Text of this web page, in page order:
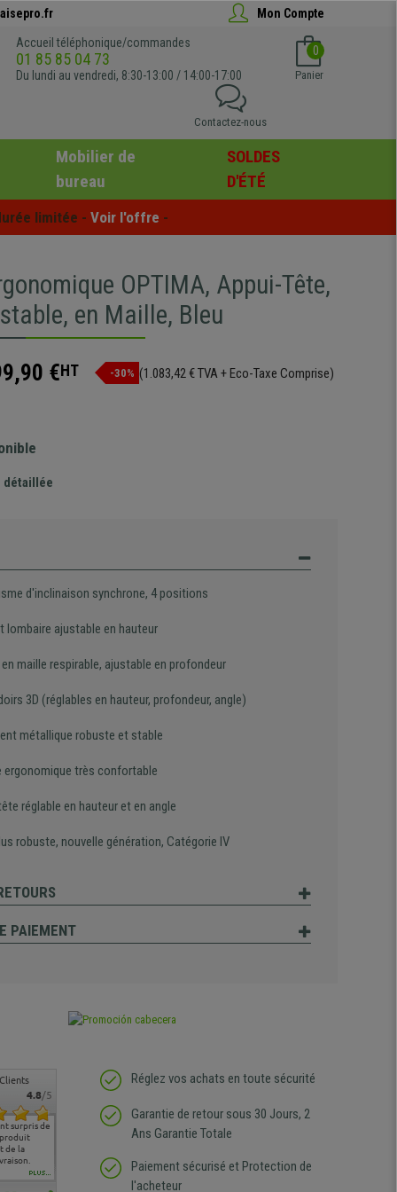
Mon Compte
Accueil téléphonique/commandes
01 85 85 04 73
Du lundi au vendredi, 8:30-13:00 / 14:00-17:00
0
Panier
Contactez-nous
Mobilier de
bureau
SOLDES
D'ÉTÉ
limitée - Voir l'offre -
OPTIMA, Appui-Tête,
en Maille, Bleu
€HT -30% (1.083,42 € TVA + Eco-Taxe Comprise)
détaillée
d'inclinaison synchrone, 4 positions
lombaire ajustable en hauteur
maille respirable, ajustable en profondeur
3D (réglables en hauteur, profondeur, angle)
métallique robuste et stable
ergonomique très confortable
réglable en hauteur et en angle
robuste, nouvelle génération, Catégorie IV
PAIEMENT
4.8/5
surpris de
de la
Siege confortable qui
J'ai pu comparer avec des
sièges que l'on trouve
dans les grandes surfaces
bien qu'ayant eu un
abîmé) tout a été mis en
oeuvre pour remplacer
ce produit et ce dans les
PLUS...
Réglez vos achats en toute sécurité
Garantie de retour sous 30 Jours, 2
Ans Garantie Totale
Paiement sécurisé et Protection de
l'acheteur